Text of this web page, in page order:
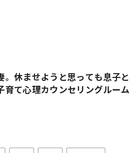
。休ませようと思っても息子
て心理カウンセリングルー